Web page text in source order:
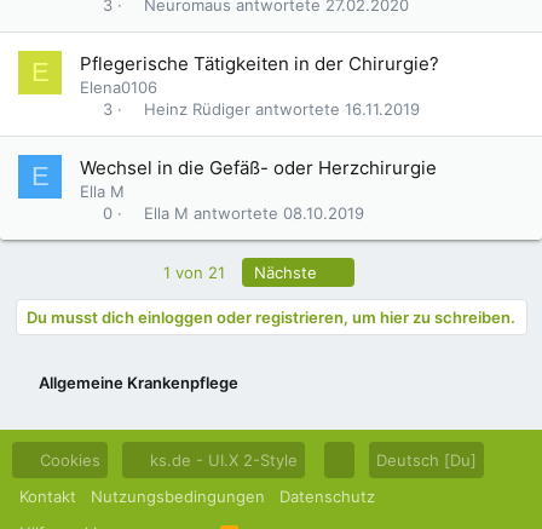
3
27.02.2020
Neuromaus
E Pflegerische Tätigkeiten in der Chirurgie?
Elena0106
3
16.11.2019
Heinz Rüdiger
E Wechsel in die Gefäß- oder Herzchirurgie
Ella M
0
08.10.2019
Ella M
1 von 21 Nächste
Du musst dich einloggen oder registrieren, um hier zu schreiben.
Allgemeine Krankenpflege
Cookies ks.de - UI.X 2-Style
Deutsch [Du]
Kontakt
Nutzungsbedingungen
Datenschutz